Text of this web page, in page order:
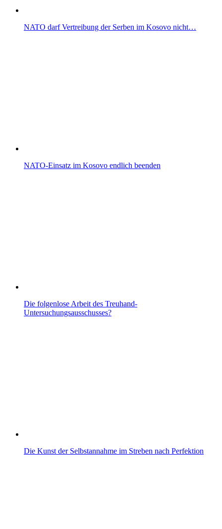
NATO darf Vertreibung der Serben im Kosovo nicht…
NATO-Einsatz im Kosovo endlich beenden
Die folgenlose Arbeit des Treuhand-
Untersuchungsausschusses?
Die Kunst der Selbstannahme im Streben nach Perfektion